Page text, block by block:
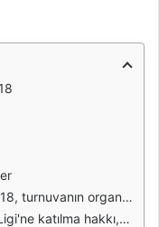
katılım koşullarından, maçların nasıl oynanacağına ve turnuvanın aşamalarına kadar birçok önemli detayı kapsamaktadır.
ön eleme turlarında mücadele etmektedir. Bu durum, her sezon farklılık gösterebilir ve UEFA'nın lig katsayılarına bağlı olarak belirlenir.